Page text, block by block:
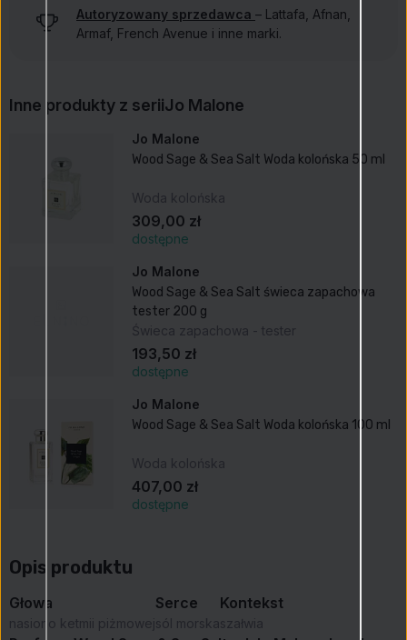
Autoryzowany sprzedawca – Lattafa, Afnan,
Armaf, French Avenue i inne marki.
Opis produktu
Głowa
nasiono ketmii piżmowej
Serce
sól morska
Kontekst
szałwia
Inne produkty z seriiJo Malone
Jo Malone
Wood Sage & Sea Salt Woda kolońska 50 ml
Woda kolońska
309,00 zł
dostępne
Jo Malone
Wood Sage & Sea Salt świeca zapachowa
tester 200 g
Świeca zapachowa - tester
193,50 zł
dostępne
Jo Malone
Wood Sage & Sea Salt Woda kolońska 100 ml
Woda kolońska
407,00 zł
dostępne